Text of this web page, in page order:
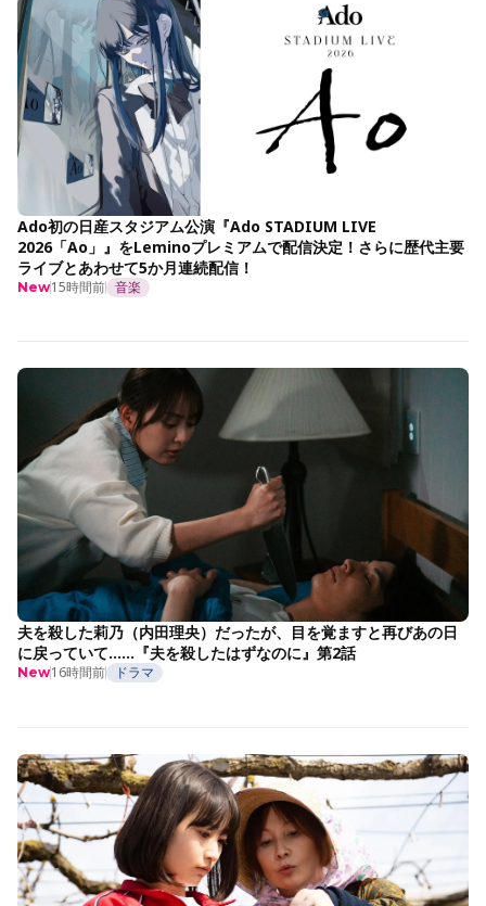
Ado初の日産スタジアム公演『Ado STADIUM LIVE
2026「Ao」』をLeminoプレミアムで配信決定！さらに歴代主要
ライブとあわせて5か月連続配信！
New15時間前 音楽
夫を殺した莉乃（内田理央）だったが、目を覚ますと再びあの日
に戻っていて……『夫を殺したはずなのに』第2話
New16時間前 ドラマ